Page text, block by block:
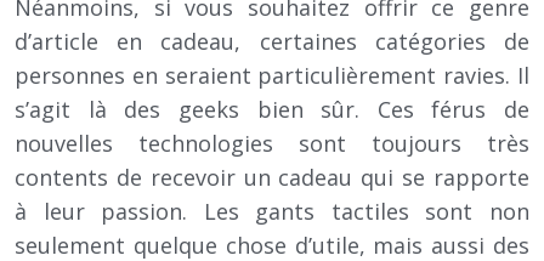
Néanmoins, si vous souhaitez offrir ce genre
d’article en cadeau, certaines catégories de
personnes en seraient particulièrement ravies. Il
s’agit là des geeks bien sûr. Ces férus de
nouvelles technologies sont toujours très
contents de recevoir un cadeau qui se rapporte
à leur passion. Les gants tactiles sont non
seulement quelque chose d’utile, mais aussi des